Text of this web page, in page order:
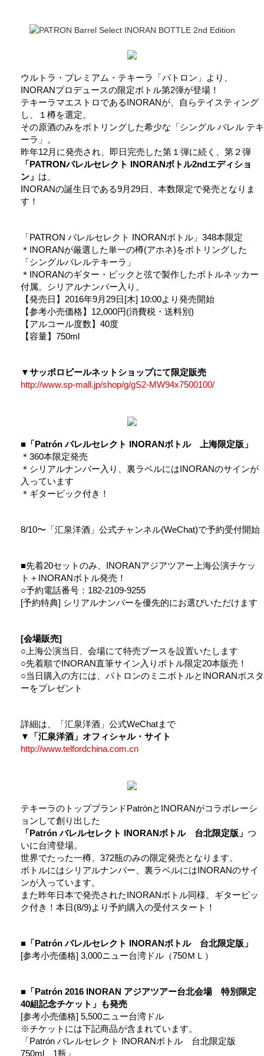
ウルトラ・プレミアム・テキーラ「パトロン」より、
INORANプロデュースの限定ボトル第2弾が登場！
テキーラマエストロであるINORANが、自らテイスティング
し、１樽を選定。
その原酒のみをボトリングした希少な「シングル バレル テキ
ーラ」。
昨年12月に発売され、即日完売した第１弾に続く、第２弾
「PATRONバレルセレクト INORANボトル2ndエディショ
ン」 は、
INORANの誕生日である9月29日、本数限定で発売となりま
す！
「PATRON バレルセレクト INORANボトル」348本限定
＊INORANが厳選した単一の樽(アホネ)をボトリングした
「シングルバレルテキーラ」
＊INORANのギター・ピックと弦で製作したボトルネッカー
付属。シリアルナンバー入り。
【発売日】2016年9月29日[木] 10:00より発売開始
【参考小売価格】12,000円(消費税・送料別)
【アルコール度数】40度
【容量】750ml
▼サッポロビールネットショップにて限定販売
http://www.sp-mall.jp/shop/g/gS2-MW94x7500100/
■「Patrón バレルセレクト INORANボトル 上海限定版」
＊360本限定発売
＊シリアルナンバー入り、裏ラベルにはINORANのサインが
入っています
＊ギターピック付き！
8/10〜「汇泉洋酒」公式チャンネル(WeChat)で予約受付開始
■先着20セットのみ、INORANアジアツアー上海公演チケッ
ト＋INORANボトル発売！
○予約電話番号：182-2109-9255
[予約特典] シリアルナンバーを優先的にお選びいただけます
[会場販売]
○上海公演当日、会場にて特売ブースを設置いたします
○先着順でINORAN直筆サイン入りボトル限定20本販売！
○当日購入の方には、パトロンのミニボトルとINORANポスタ
ーをプレゼント
詳細は、「汇泉洋酒」公式WeChatまで
▼「汇泉洋酒」オフィシャル・サイト
http://www.telfordchina.com.cn
テキーラのトップブランドPatrónとINORANがコラボレーシ
ョンして創り出した
「Patrón バレルセレクト INORANボトル 台北限定版」 つ
いに台湾登場。
世界でたった一樽、372瓶のみの限定発売となります。
ボトルにはシリアルナンバー、裏ラベルにはINORANのサイ
ンが入っています。
また昨年日本で発売されたINORANボトル同様、ギターピッ
ク付き！本日(8/9)より予約購入の受付スタート！
■「Patrón バレルセレクト INORANボトル 台北限定版」
[参考小売価格] 3,000ニュー台湾ドル（750ＭＬ）
■「Patrón 2016 INORAN アジアツアー台北会場 特別限定
40組記念チケット」も発売
[参考小売価格] 5,500ニュー台湾ドル
※チケットには下記商品が含まれています。
「Patrón バレルセレクト INORANボトル 台北限定版
750ml 1瓶」